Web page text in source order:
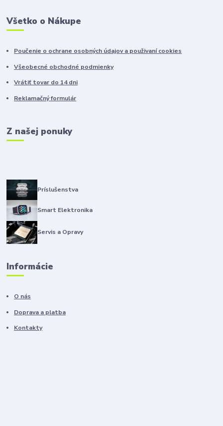
Všetko o Nákupe
Poučenie o ochrane osobných údajov a použivaní cookies
Všeobecné obchodné podmienky
Vrátiť tovar do 14 dni
Reklamačný formulár
Z našej ponuky
Príslušenstva
Smart Elektronika
Servis a Opravy
Informácie
O nás
Doprava a platba
Kontakty